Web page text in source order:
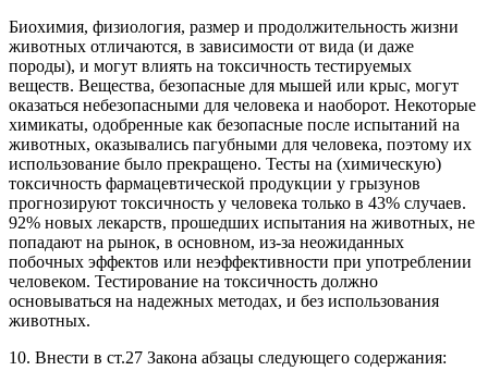
Биохимия, физиология, размер и продолжительность жизни
животных отличаются, в зависимости от вида (и даже
породы), и могут влиять на токсичность тестируемых
веществ. Вещества, безопасные для мышей или крыс, могут
оказаться небезопасными для человека и наоборот. Некоторые
химикаты, одобренные как безопасные после испытаний на
животных, оказывались пагубными для человека, поэтому их
использование было прекращено. Тесты на (химическую)
токсичность фармацевтической продукции у грызунов
прогнозируют токсичность у человека только в 43% случаев.
92% новых лекарств, прошедших испытания на животных, не
попадают на рынок, в основном, из-за неожиданных
побочных эффектов или неэффективности при употреблении
человеком. Тестирование на токсичность должно
основываться на надежных методах, и без использования
животных.
10. Внести в ст.27 Закона абзацы следующего содержания: